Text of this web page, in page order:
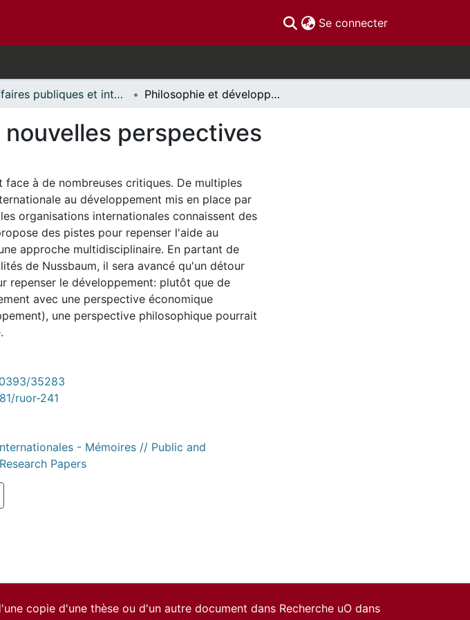
Se connecter(current)
Affaires publiques et internationales - Mémoires // Public and International Affairs - Research Papers Philosophie et développement: de nouvelles perspectives
perspectives
face à de nombreuses critiques. De multiples
au développement mis en place par
organisations internationales connaissent des
des pistes pour repenser l'aide au
approche multidisciplinaire. En partant de
de Nussbaum, il sera avancé qu'un détour
repenser le développement: plutôt que de
avec une perspective économique
une perspective philosophique pourrait
35283
ruor-241
- Mémoires // Public and
Papers
copie d'une thèse ou d'un autre document dans Recherche uO dans